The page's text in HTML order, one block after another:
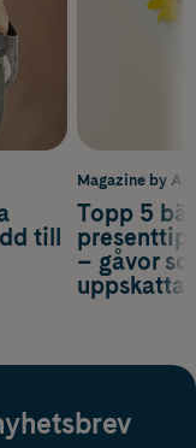
Magazine by
Topp 5
– gåvor
till